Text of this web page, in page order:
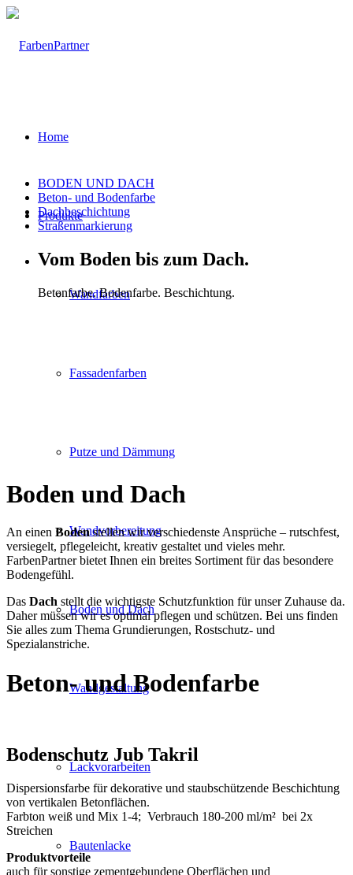
Home
Produkte
Wandfarben
Fassadenfarben
Putze und Dämmung
Wandvorbereitung
Boden und Dach
Wandgestaltung
Lackvorarbeiten
Bautenlacke
BODEN UND DACH
Beton- und Bodenfarbe
Dachbeschichtung
Straßenmarkierung
Vom Boden bis zum Dach.
Betonfarbe. Bodenfarbe. Beschichtung.
Boden und Dach
An einen Bodenstellen wir verschiedenste Ansprüche – rutschfest,
versiegelt, pflegeleicht, kreativ gestaltet und vieles mehr.
FarbenPartner bietet Ihnen ein breites Sortiment für das besondere
Bodengefühl.
Das Dach stellt die wichtigste Schutzfunktion für unser Zuhause da.
Daher müssen wir es optimal pflegen und schützen. Bei uns finden
Sie alles zum Thema Grundierungen, Rostschutz- und
Spezialanstriche.
Beton- und Bodenfarbe
Bodenschutz Jub Takril
Dispersionsfarbe für dekorative und staubschützende Beschichtung
von vertikalen Betonflächen.
Farbton weiß und Mix 1-4; Verbrauch 180-200 ml/m² bei 2x
Streichen
Produktvorteile
auch für sonstige zementgebundene Oberflächen und